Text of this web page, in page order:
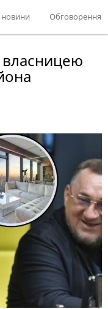
новини Обговорення
власницею